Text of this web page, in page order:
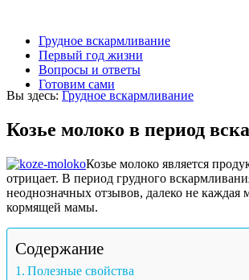
Грудное вскармливание
Первый год жизни
Вопросы и ответы
Готовим сами
Вы здесь: Грудное вскармливание
Козье молоко в период
Козье молоко является
отрицает. В период грудного
неоднозначных отзывов, далеко не
кормящей мамы.
Содержание
Полезные свойства